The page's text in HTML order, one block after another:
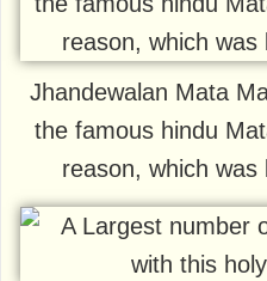
Jhandewalan Mata
the famous hindu
reason, which